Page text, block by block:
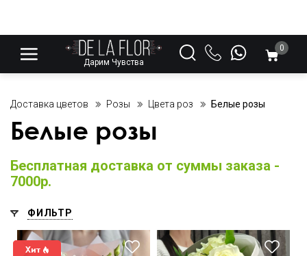
Дарим Чувства
0
Доставка цветов Розы Цвета роз Белые розы
Белые розы
Бесплатная доставка от суммы заказа -
7000р.
ФИЛЬТР